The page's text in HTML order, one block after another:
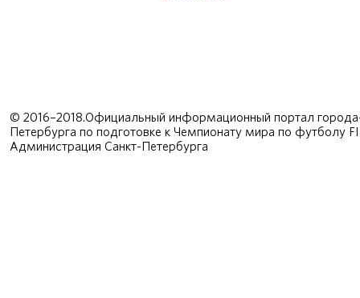
© 2016–2018.Официальный информационный портал
Петербурга по подготовке к Чемпионату мира по футболу
Администрация Санкт-Петербурга